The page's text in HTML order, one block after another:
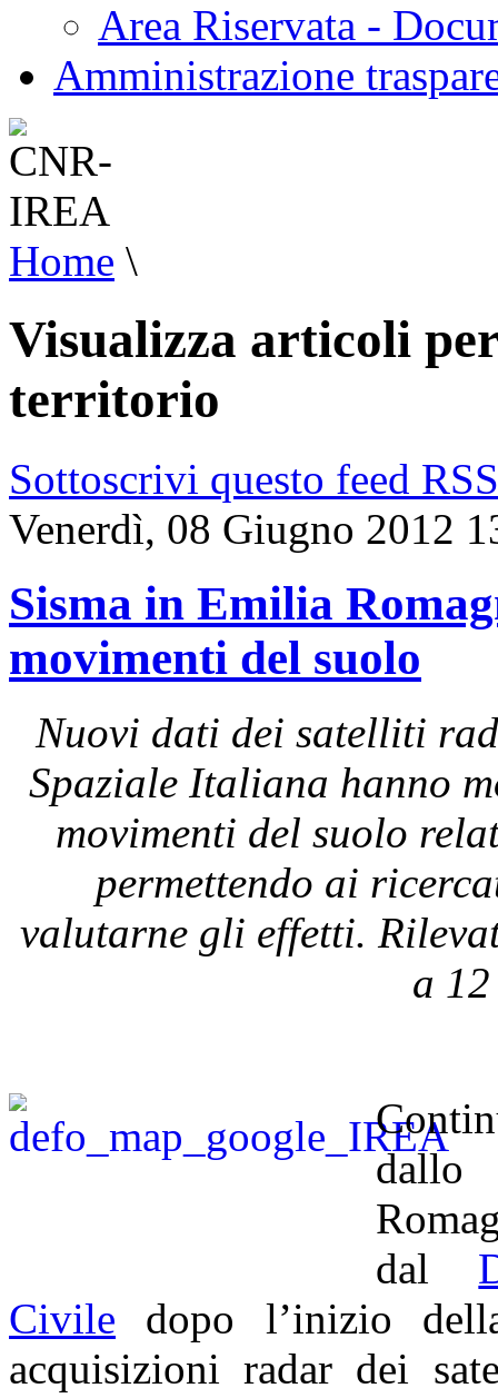
Area Riservata -
Amministrazione
Home \
Visualizza articoli
territorio
Sottoscrivi questo feed RSS
Venerdì, 08 Giugno 2012
Sisma in Emilia
movimenti del suolo
Nuovi dati dei satelliti
Spaziale Italiana hanno
movimenti del suolo
permettendo ai
valutarne gli effetti.
a
dallo
dal
Civile dopo l’inizio
acquisizioni radar dei